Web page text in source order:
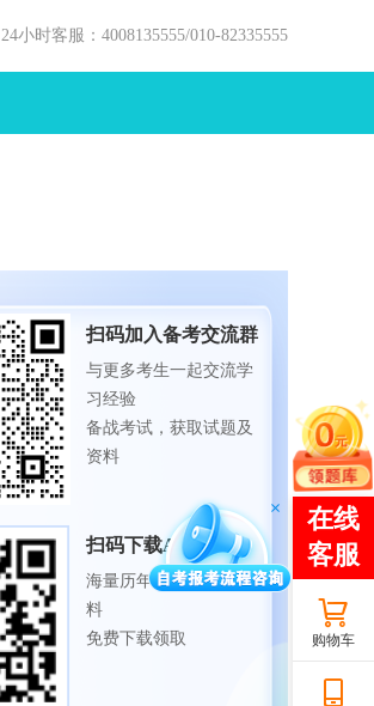
24小时客服：4008135555/010-82335555
扫码加入备考交流群
与更多考生一起交流学
习经验
备战考试，获取试题及
资料
扫码下载APP
海量历年试题、备考资
料
免费下载领取
购物车